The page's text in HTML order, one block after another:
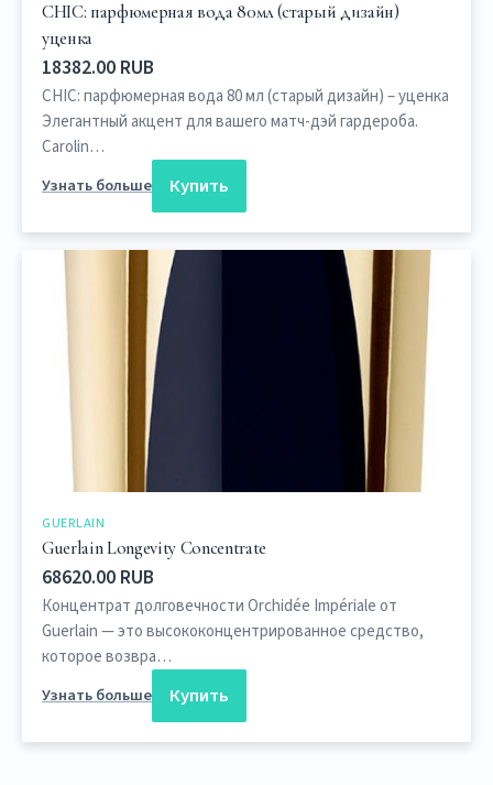
CHIC: парфюмерная вода 80мл (старый дизайн)
уценка
18382.00 RUB
CHIC: парфюмерная вода 80 мл (старый дизайн) – уценка
Элегантный акцент для вашего матч-дэй гардероба.
Carolin…
Узнать больше
Купить
GUERLAIN
Guerlain Longevity Concentrate
68620.00 RUB
Концентрат долговечности Orchidée Impériale от
Guerlain — это высококонцентрированное средство,
которое возвра…
Узнать больше
Купить